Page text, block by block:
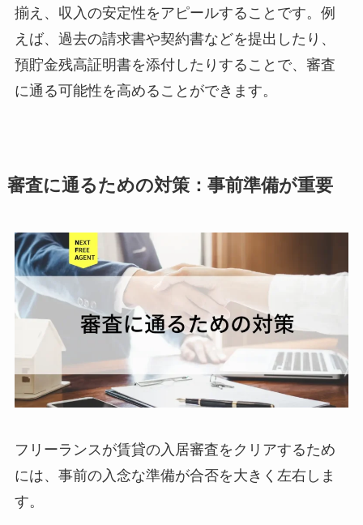
揃え、収入の安定性をアピールすることです。例
えば、過去の請求書や契約書などを提出したり、
預貯金残高証明書を添付したりすることで、審査
に通る可能性を高めることができます。
審査に通るための対策：事前準備が重要
フリーランスが賃貸の入居審査をクリアするため
には、事前の入念な準備が合否を大きく左右しま
す。